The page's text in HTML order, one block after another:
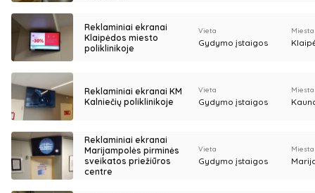
Reklaminiai ekranai
Klaipėdos miesto
poliklinikoje
Vieta
Gydymo įstaigos
Reklaminiai ekranai KM
Kalniečių poliklinikoje
Vieta
Gydymo įstaigos
Reklaminiai ekranai
Marijampolės pirminės
sveikatos priežiūros
centre
Vieta
Gydymo įstaigos